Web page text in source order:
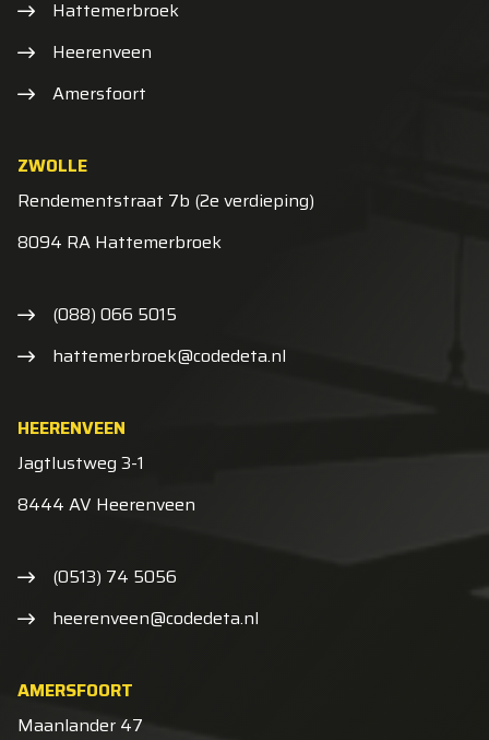
Hattemerbroek
Heerenveen
Amersfoort
ZWOLLE
Rendementstraat 7b (2e verdieping)
8094 RA Hattemerbroek
(088) 066 5015
hattemerbroek@codedeta.nl
HEERENVEEN
Jagtlustweg 3-1
8444 AV Heerenveen
(0513) 74 5056
heerenveen@codedeta.nl
AMERSFOORT
Maanlander 47